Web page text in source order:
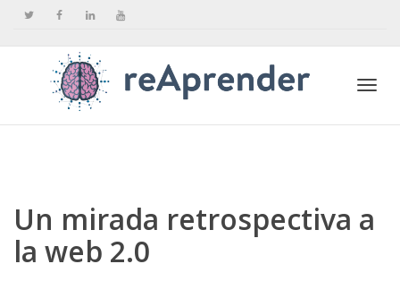
Un mirada retrospectiva a
la web 2.0